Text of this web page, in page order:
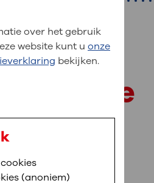
op
,Digitalisering
u uw medische
breidt MijnOLVG
bij de
over het gebruik
website kunt u onze
bekijken.
(anoniem)